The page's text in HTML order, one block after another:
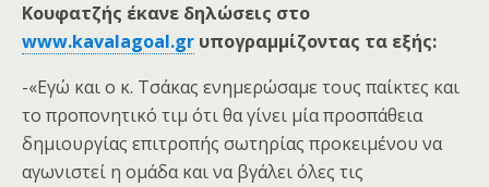
Κουφατζής έκανε δηλώσεις στο
www.kavalagoal.gr υπογραμμίζοντας τα εξής:
-«Εγώ και ο κ. Τσάκας ενημερώσαμε τους παίκτες και
το προπονητικό τιμ ότι θα γίνει μία προσπάθεια
δημιουργίας επιτροπής σωτηρίας προκειμένου να
αγωνιστεί η ομάδα και να βγάλει όλες τις